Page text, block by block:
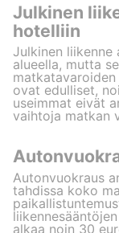
Julkinen
hotelliin
Julkinen liikenne
alueella, mutta
ovat edulliset,
useimmat eivät
vaihtoja matkan
Autonvuokraus
tahdissa koko
alkaa noin 30